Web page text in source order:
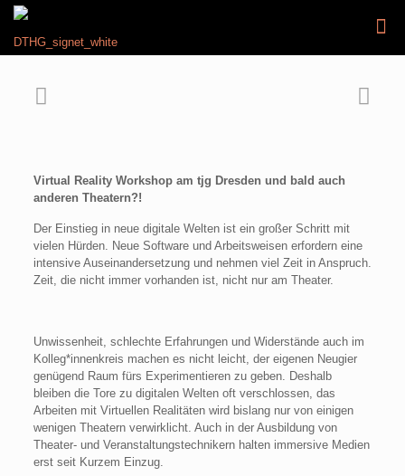
Virtual Reality Workshop am tjg Dresden und bald auch
anderen Theatern?!
Der Einstieg in neue digitale Welten ist ein großer Schritt mit
vielen Hürden. Neue Software und Arbeitsweisen erfordern eine
intensive Auseinandersetzung und nehmen viel Zeit in Anspruch.
Zeit, die nicht immer vorhanden ist, nicht nur am Theater.
Unwissenheit, schlechte Erfahrungen und Widerstände auch im
Kolleg*innenkreis machen es nicht leicht, der eigenen Neugier
genügend Raum fürs Experimentieren zu geben. Deshalb
bleiben die Tore zu digitalen Welten oft verschlossen, das
Arbeiten mit Virtuellen Realitäten wird bislang nur von einigen
wenigen Theatern verwirklicht. Auch in der Ausbildung von
Theater- und Veranstaltungstechnikern halten immersive Medien
erst seit Kurzem Einzug.